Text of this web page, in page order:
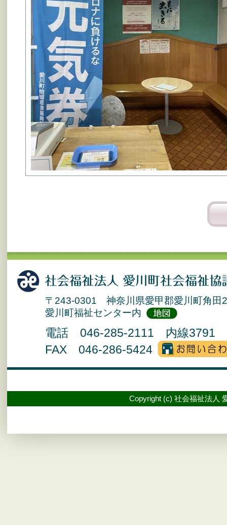
〒243-0301 神奈川県愛甲郡愛川町角田
愛川町福祉センター内
電話 046-285-2111 内線
FAX 046-286-5424
Copyright (c) 社会福祉法人